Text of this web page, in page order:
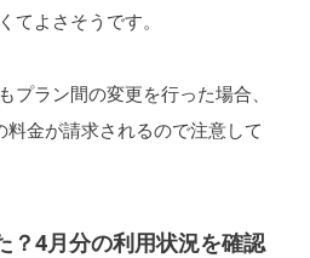
てよさそうです。
プラン間の変更を行った場合、
金が請求されるので注意して
？4月分の利用状況を確認